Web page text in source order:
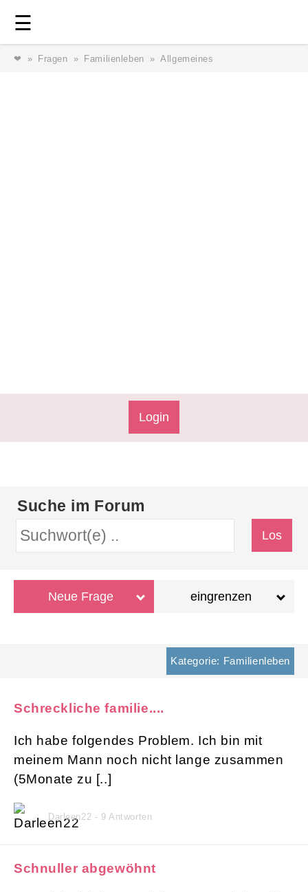
☰
❤ Fragen Familienleben Allgemeines
Login
Suche im Forum
Neue Frage eingrenzen
Kategorie: Familienleben
Schreckliche familie....
Ich habe folgendes Problem. Ich bin mit
meinem Mann noch nicht lange zusammen
(5Monate zu [..]
Darleen22 - 9 Antworten
Schnuller abgewöhnt